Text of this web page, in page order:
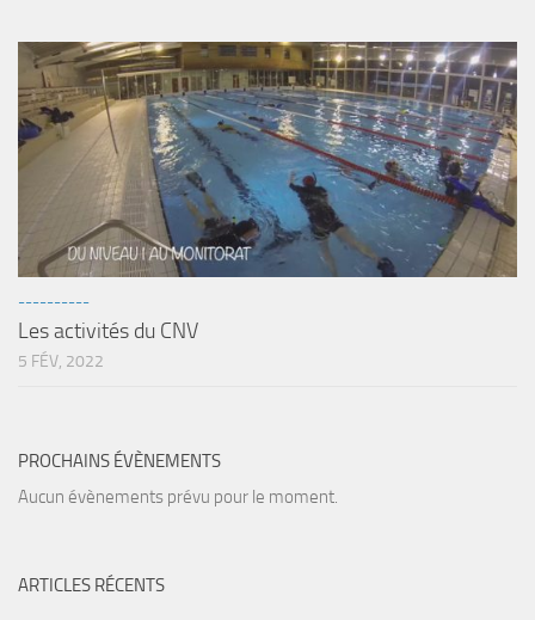
Sorties 2021
Sorties 2020
Sorties 2019
Sorties 2018
sorties 2017
Sorties 2016
Sorties 2015
Sorties 2014
BIO SUB
----------
Les activités du CNV
5 FÉV, 2022
PROCHAINS ÉVÈNEMENTS
Aucun évènements prévu pour le moment.
ARTICLES RÉCENTS